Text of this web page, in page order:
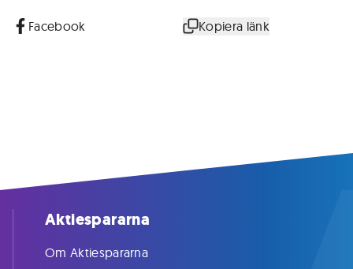
Facebook Kopiera länk
Aktiespararna
Om Aktiespararna